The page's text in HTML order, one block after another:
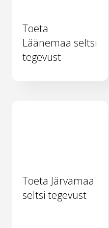
Toeta
Läänemaa seltsi
tegevust
Toeta Järvamaa
seltsi tegevust